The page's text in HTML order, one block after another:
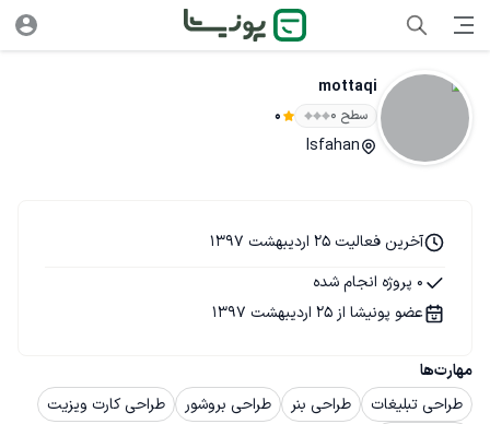
mottaqi
سطح ۰ 0
Isfahan
مهارت‌ها
طراحی تبلیغات
طراحی بنر طراحی بروشور
طراحی کارت ویزیت
آخرین فعالیت 25 اردیبهشت 1397
0 پروژه انجام شده
عضو پونیشا از 25 اردیبهشت 1397